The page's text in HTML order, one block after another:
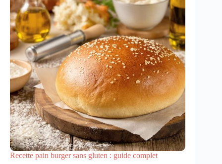
Recette pain burger sans gluten : guide complet